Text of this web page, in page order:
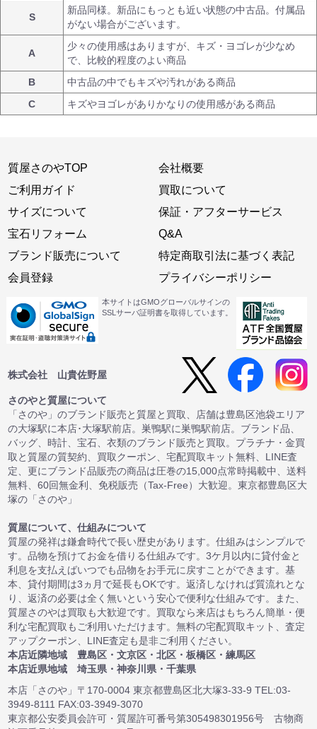
S
新品同様。新品にもっとも近い状態の中古品。付属品
がない場合がございます。
A
少々の使用感はありますが、キズ・ヨゴレが少なめ
で、比較的程度のよい商品
B
中古品の中でもキズや汚れがある商品
C
キズやヨゴレがありかなりの使用感がある商品
質屋さのやTOP
ご利用ガイド
サイズについて
宝石リフォーム
ブランド販売について
会員登録
会社概要
買取について
保証・アフターサービス
Q&A
特定商取引法に基づく表記
プライバシーポリシー
本サイトはGMOグローバルサインの
SSLサーバ証明書を取得しています。
株式会社 山貴佐野屋
さのやと質屋について
「さのや」のブランド販売と質屋と買取、店舗は豊島区池袋エリア
の大塚駅に本店･大塚駅前店。巣鴨駅に巣鴨駅前店。ブランド品、
バッグ、時計、宝石、衣類のブランド販売と買取。プラチナ・金買
取と質屋の質契約、買取クーポン、宅配買取キット無料、LINE査
定、更にブランド品販売の商品は圧巻の15,000点常時掲載中、送料
無料、60回無金利、免税販売（Tax-Free）大歓迎。東京都豊島区大
塚の「さのや」
質屋について、仕組みについて
質屋の発祥は鎌倉時代で長い歴史があります。仕組みはシンプルで
す。品物を預けてお金を借りる仕組みです。3ケ月以内に貸付金と
利息を支払えばいつでも品物をお手元に戻すことができます。基
本、貸付期間は3ヵ月で延長もOKです。返済しなければ質流れとな
り、返済の必要は全く無いという安心で便利な仕組みです。また、
質屋さのやは買取も大歓迎です。買取なら来店はもちろん簡単・便
利な宅配買取もご利用いただけます。無料の宅配買取キット、査定
アップクーポン、LINE査定も是非ご利用ください。
本店近隣地域 豊島区・文京区・北区・板橋区・練馬区
本店近県地域 埼玉県・神奈川県・千葉県
本店「さのや」〒170-0004 東京都豊島区北大塚3-33-9 TEL:03-
3949-8111 FAX:03-3949-3070
東京都公安委員会許可・質屋許可番号第305498301956号 古物商